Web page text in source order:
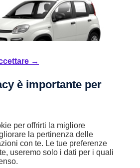
→
è importante per
per offrirti la migliore
la pertinenza delle
con te. Le tue preferenze
useremo solo i dati per i quali